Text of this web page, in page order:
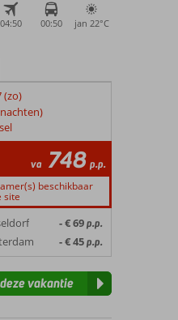
04:50 00:50 jan 22°C
(zo)
va 748 p.p.
beschikbaar
site
- € 69p.p.
- € 45p.p.
vakantie